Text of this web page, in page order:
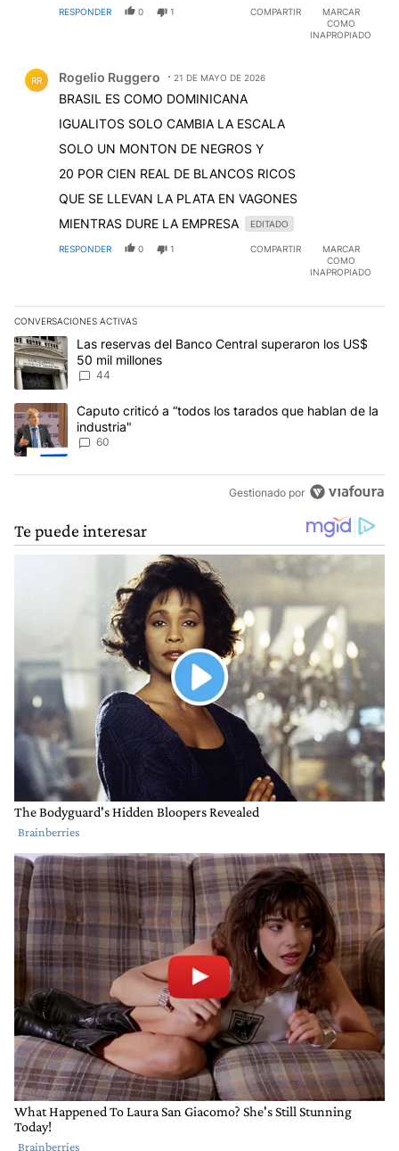
RESPONDER 0 1 COMPARTIR
MARCAR
COMO
INAPROPIADO
RR Rogelio Ruggero 21 DE MAYO DE 2026
BRASIL ES COMO DOMINICANA
IGUALITOS SOLO CAMBIA LA ESCALA
SOLO UN MONTON DE NEGROS Y
20 POR CIEN REAL DE BLANCOS RICOS
QUE SE LLEVAN LA PLATA EN VAGONES
MIENTRAS DURE LA EMPRESA
EDITADO
RESPONDER 0 1 COMPARTIR
MARCAR
COMO
INAPROPIADO
CONVERSACIONES ACTIVAS
Este listado muestra los artículos con más comentarios en los
Un artículo de tendencia con el título "Las reservas del Banco
Las reservas del Banco Central superaron los US$
50 mil millones
44
Un artículo de tendencia con el título "Caputo criticó a “todos
Caputo criticó a “todos los tarados que hablan de la
industria"
60
Gestionado por